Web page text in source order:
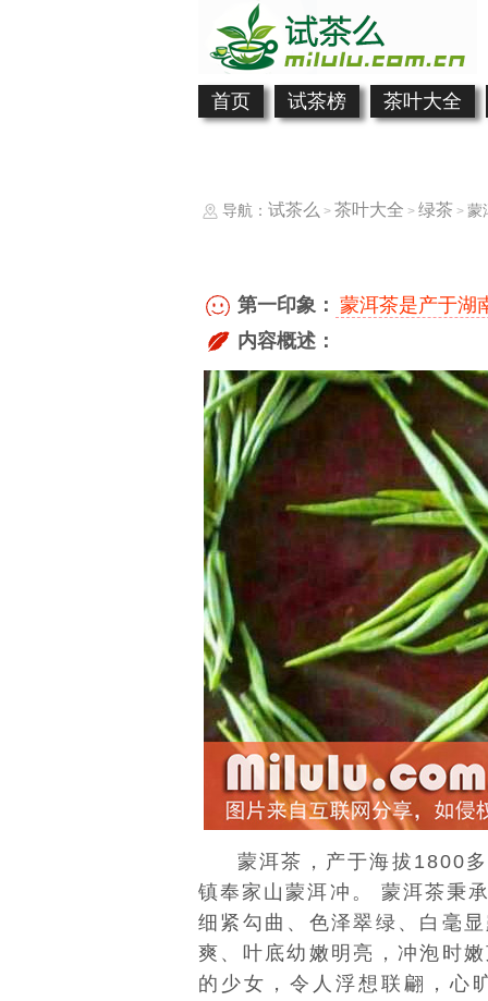
首页 试茶榜 茶叶大全
导航： 试茶么 > 茶叶大全 > 绿茶 > 蒙
第一印象： 蒙洱茶是产于湖
内容概述：
蒙洱茶，产于海拔1800
镇奉家山蒙洱冲。 蒙洱茶秉
细紧勾曲、色泽翠绿、白毫
爽、叶底幼嫩明亮，冲泡时
的少女，令人浮想联翩，心